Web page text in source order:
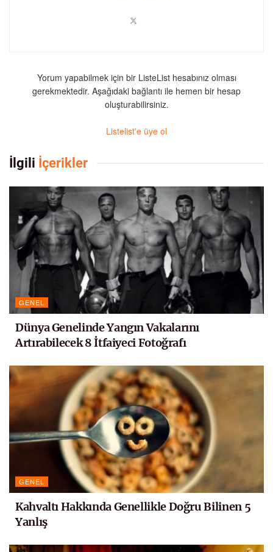
Yorum yapabilmek için bir ListeList hesabınız olması
gerekmektedir. Aşağıdaki bağlantı ile hemen bir hesap
oluşturabilirsiniz.
Listelist'e üye ol
İlgili İçerikler
GENEL
Dünya Genelinde Yangın Vakalarını
Artırabilecek 8 İtfaiyeci Fotoğrafı
GENEL
Kahvaltı Hakkında Genellikle Doğru Bilinen 5
Yanlış